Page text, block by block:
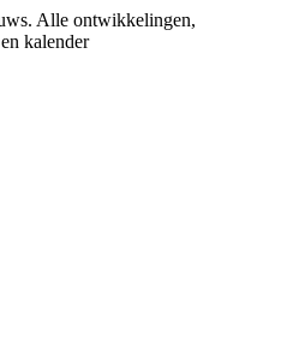
Alle ontwikkelingen,
kalender